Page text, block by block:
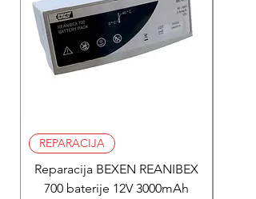
REPARACIJA
Reparacija BEXEN REANIBEX
700 baterije 12V 3000mAh